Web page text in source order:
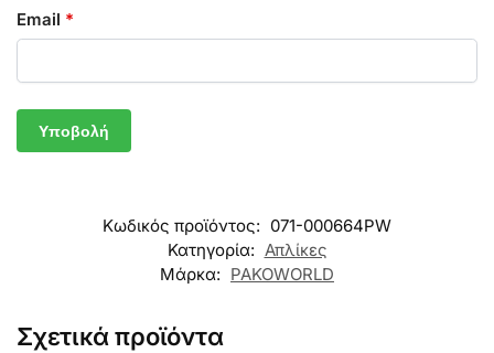
Email *
Κωδικός προϊόντος: 071-000664PW
Κατηγορία: Απλίκες
Μάρκα: PAKOWORLD
Σχετικά προϊόντα